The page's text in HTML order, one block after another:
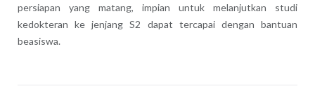
persiapan yang matang, impian untuk melanjutkan studi
kedokteran ke jenjang S2 dapat tercapai dengan bantuan
beasiswa.